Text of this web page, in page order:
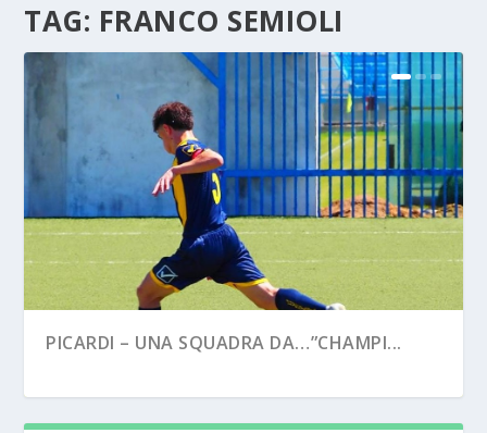
TAG: FRANCO SEMIOLI
PICARDI – UNA SQUADRA DA…”CHAMPI...